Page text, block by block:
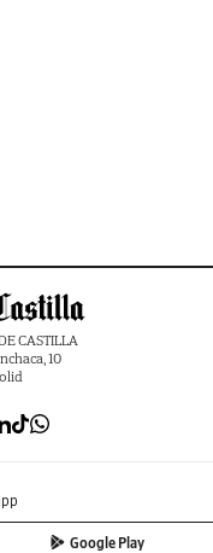
CASTILLA
10
Google Play